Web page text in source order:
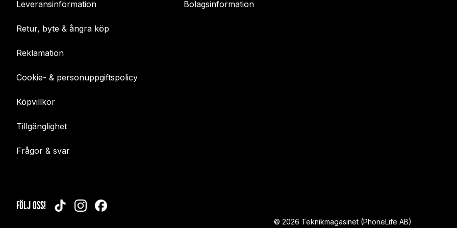
Leveransinformation
Retur, byte & ångra köp
Reklamation
Cookie- & personuppgiftspolicy
Köpvillkor
Tillgänglighet
Frågor & svar
Bolagsinformation
FÖLJ OSS! TIKTOKINSTAGRAMFACEBOOK
© 2026 Teknikmagasinet (PhoneLife AB)